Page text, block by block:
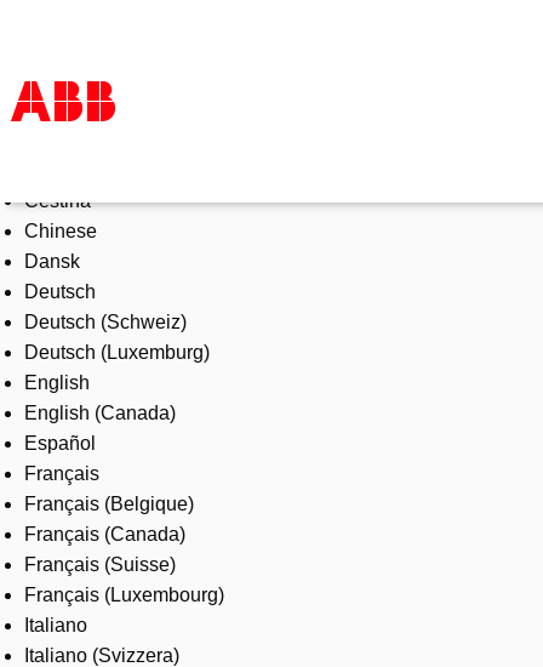
Products & Solutions
Industries
Services
About us
Where to buy
Contact us
Careers
Čeština
Chinese
Dansk
Deutsch
Deutsch (Schweiz)
Deutsch (Luxemburg)
English
English (Canada)
Español
Français
Français (Belgique)
Français (Canada)
Français (Suisse)
Français (Luxembourg)
Italiano
Italiano (Svizzera)